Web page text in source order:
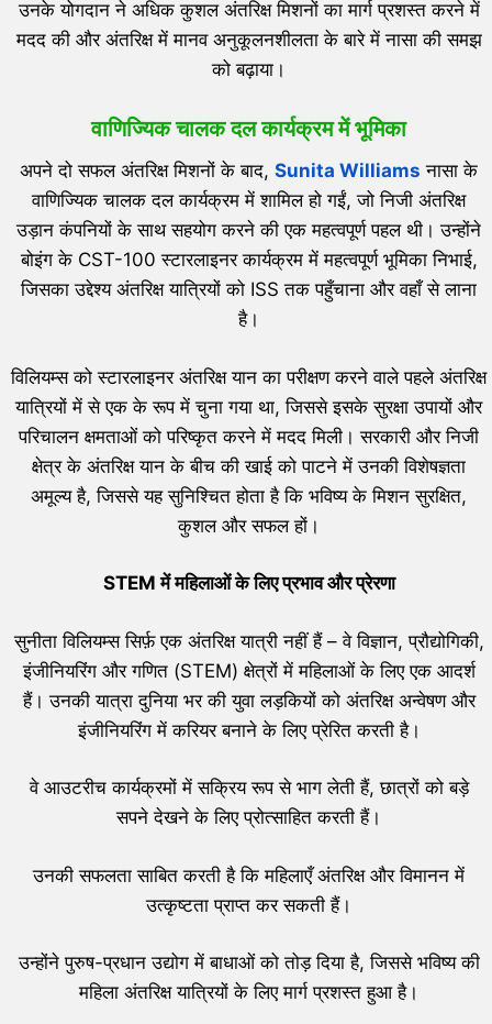
उनके योगदान ने अधिक कुशल अंतरिक्ष मिशनों का मार्ग प्रशस्त करने में
मदद की और अंतरिक्ष में मानव अनुकूलनशीलता के बारे में नासा की समझ
को बढ़ाया।
वाणिज्यिक चालक दल कार्यक्रम में भूमिका
अपने दो सफल अंतरिक्ष मिशनों के बाद, Sunita Williams नासा के
वाणिज्यिक चालक दल कार्यक्रम में शामिल हो गईं, जो निजी अंतरिक्ष
उड़ान कंपनियों के साथ सहयोग करने की एक महत्वपूर्ण पहल थी। उन्होंने
बोइंग के CST-100 स्टारलाइनर कार्यक्रम में महत्वपूर्ण भूमिका निभाई,
जिसका उद्देश्य अंतरिक्ष यात्रियों को ISS तक पहुँचाना और वहाँ से लाना
है।
विलियम्स को स्टारलाइनर अंतरिक्ष यान का परीक्षण करने वाले पहले अंतरिक्ष
यात्रियों में से एक के रूप में चुना गया था, जिससे इसके सुरक्षा उपायों और
परिचालन क्षमताओं को परिष्कृत करने में मदद मिली। सरकारी और निजी
क्षेत्र के अंतरिक्ष यान के बीच की खाई को पाटने में उनकी विशेषज्ञता
अमूल्य है, जिससे यह सुनिश्चित होता है कि भविष्य के मिशन सुरक्षित,
कुशल और सफल हों।
STEMमें महिलाओं के लिए प्रभाव और प्रेरणा
सुनीता विलियम्स सिर्फ़ एक अंतरिक्ष यात्री नहीं हैं – वे विज्ञान, प्रौद्योगिकी,
इंजीनियरिंग और गणित (STEM) क्षेत्रों में महिलाओं के लिए एक आदर्श
हैं। उनकी यात्रा दुनिया भर की युवा लड़कियों को अंतरिक्ष अन्वेषण और
इंजीनियरिंग में करियर बनाने के लिए प्रेरित करती है।
वे आउटरीच कार्यक्रमों में सक्रिय रूप से भाग लेती हैं, छात्रों को बड़े
सपने देखने के लिए प्रोत्साहित करती हैं।
उनकी सफलता साबित करती है कि महिलाएँ अंतरिक्ष और विमानन में
उत्कृष्टता प्राप्त कर सकती हैं।
उन्होंने पुरुष-प्रधान उद्योग में बाधाओं को तोड़ दिया है, जिससे भविष्य की
महिला अंतरिक्ष यात्रियों के लिए मार्ग प्रशस्त हुआ है।